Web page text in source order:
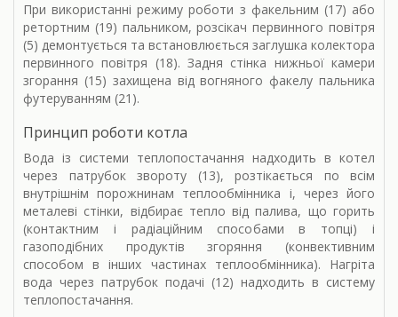
При використанні режиму роботи з факельним (17) або
ретортним (19) пальником, розсікач первинного повітря
(5) демонтується та встановлюється заглушка колектора
первинного повітря (18). Задня стінка нижньої камери
згорання (15) захищена від вогняного факелу пальника
футеруванням (21).
Принцип роботи котла
Вода із системи теплопостачання надходить в котел
через патрубок звороту (13), розтікається по всім
внутрішнім порожнинам теплообмінника і, через його
металеві стінки, відбирає тепло від палива, що горить
(контактним і радіаційним способами в топці) і
газоподібних продуктів згоряння (конвективним
способом в інших частинах теплообмінника). Нагріта
вода через патрубок подачі (12) надходить в систему
теплопостачання.